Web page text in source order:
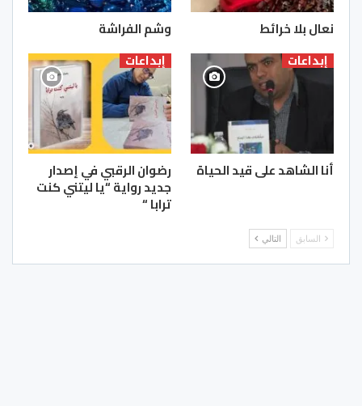
نعال بلا خرائط وشم الفراشة
إبداعات
أنا الشاهد على قيد الحياة
إبداعات
رضوان الرقبي في إصدار
جديد رواية “يا ليتني كنت
ترابا “
السابق التالي